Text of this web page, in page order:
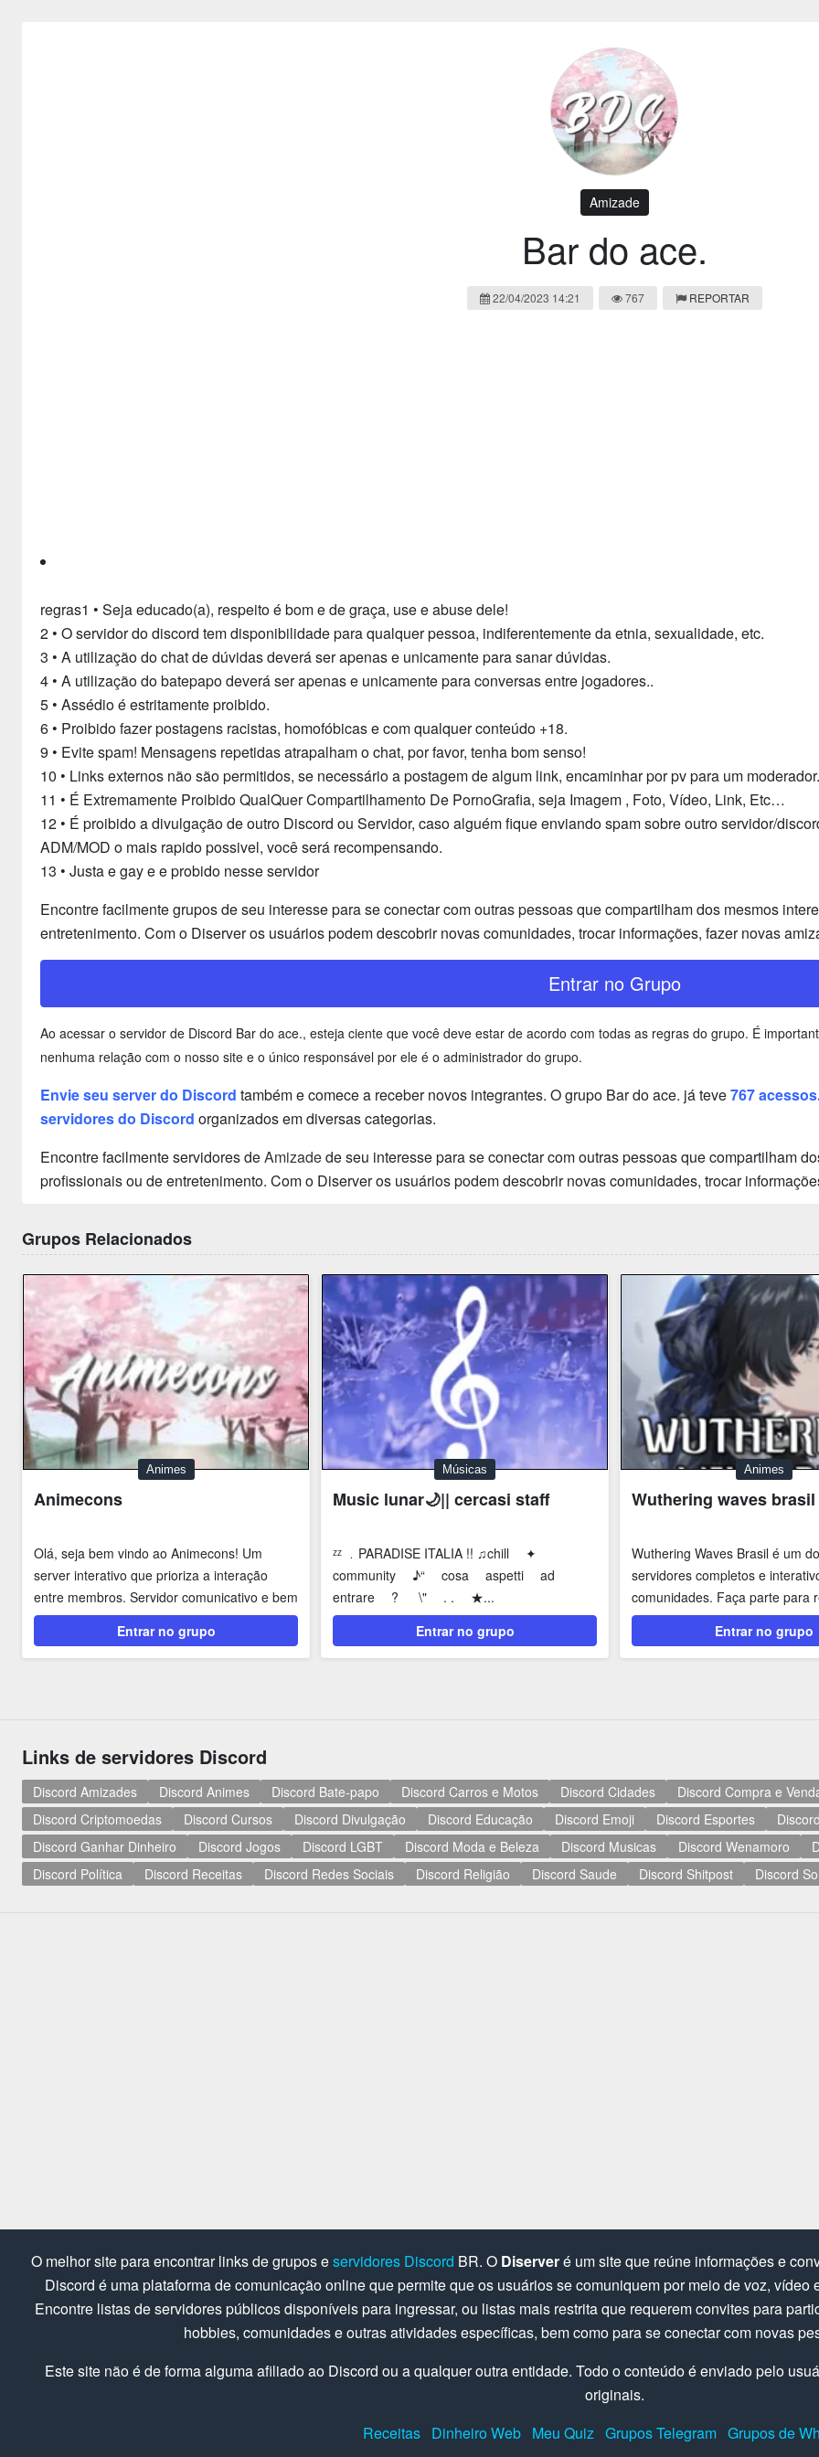
Amizade
Bar do ace.
22/04/2023 14:21 767 REPORTAR
regras1 • Seja educado(a), respeito é bom e de graça, use e abuse dele!
2 • O servidor do discord tem disponibilidade para qualquer pessoa, indiferentemente da etnia, sexualidade, etc.
3 • A utilização do chat de dúvidas deverá ser apenas e unicamente para sanar dúvidas.
4 • A utilização do batepapo deverá ser apenas e unicamente para conversas entre jogadores..
5 • Assédio é estritamente proibido.
6 • Proibido fazer postagens racistas, homofóbicas e com qualquer conteúdo +18.
9 • Evite spam! Mensagens repetidas atrapalham o chat, por favor, tenha bom senso!
10 • Links externos não são permitidos, se necessário a postagem de algum link, encaminhar por pv para um moderador.
11 • É Extremamente Proibido QualQuer Compartilhamento De PornoGrafia, seja Imagem , Foto, Vídeo, Link, Etc…
12 • É proibido a divulgação de outro Discord ou Servidor, caso alguém fique enviando spam sobre outro servidor/
ADM/MOD o mais rapido possivel, você será recompensando.
13 • Justa e gay e e probido nesse servidor
Encontre facilmente grupos de seu interesse para se conectar com outras pessoas que compartilham dos mesmos
entretenimento. Com o Diserver os usuários podem descobrir novas comunidades, trocar informações, fazer novas
Entrar no Grupo
Ao acessar o servidor de Discord Bar do ace., esteja ciente que você deve estar de acordo com todas as regras do grupo. É
nenhuma relação com o nosso site e o único responsável por ele é o administrador do grupo.
Envie seu server do Discord também e comece a receber novos integrantes. O grupo Bar do ace. já teve767
servidores do Discord organizados em diversas categorias.
Encontre facilmente servidores deAmizadede seu interesse para se conectar com outras pessoas que compartilham
profissionais ou de entretenimento. Com o Diserver os usuários podem descobrir novas comunidades, trocar
Grupos Relacionados
Animes
Animecons
Olá, seja bem vindo ao Animecons! Um
server interativo que prioriza a interação
entre membros. Servidor comunicativo e bem
alegre. Mas o...
Entrar no grupo
Músicas
Music lunar🌙|| cercasi staff
ᶻᶻ ︉﹒PARADISE ITALIA !! ♫chill ✦
community ♪“ cosa aspetti ad
entrare ? \" . . ★...
Entrar no grupo
Animes
Wuthering waves brasil
Wuthering Waves Brasil é um
servidores completos e
comunidades. Faça parte para
as...
Entrar no grupo
Links de servidores Discord
Discord Amizades Discord Animes Discord Bate-papo Discord Carros e Motos Discord Cidades
Discord Compra e
Discord Criptomoedas
Discord Cursos Discord Divulgação Discord Educação Discord Emoji Discord Esportes
Discord Ganhar Dinheiro
Discord Jogos Discord LGBT Discord Moda e Beleza Discord Musicas Discord Wenamoro
Discord Política
Discord Receitas Discord Redes Sociais Discord Religião Discord Saude Discord Shitpost Discord
O melhor site para encontrar links de grupos eservidores Discord BR. O Diserveré um site que reúne informações e
Discord é uma plataforma de comunicação online que permite que os usuários se comuniquem por meio de voz,
Encontre listas de servidores públicos disponíveis para ingressar, ou listas mais restrita que requerem convites para
hobbies, comunidades e outras atividades específicas, bem como para se conectar com novas
Este site não é de forma alguma afiliado ao Discord ou a qualquer outra entidade. Todo o conteúdo é enviado pelo
originais.
Receitas Dinheiro Web Meu Quiz Grupos Telegram Grupos de